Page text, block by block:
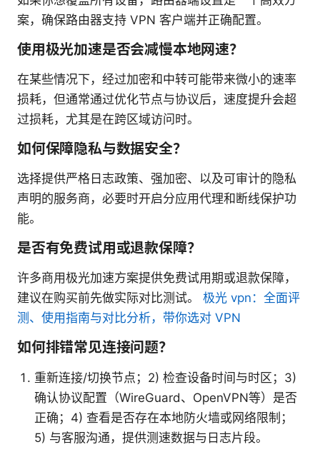
案，确保路由器支持 VPN 客户端并正确配置。
使用极光加速是否会减慢本地网速？
在某些情况下，经过加密和中转可能带来微小的速率
损耗，但通常通过优化节点与协议后，速度提升会超
过损耗，尤其是在跨区域访问时。
如何保障隐私与数据安全？
选择提供严格日志政策、强加密、以及可审计的隐私
声明的服务商，必要时开启分应用代理和断线保护功
能。
是否有免费试用或退款保障？
许多商用极光加速方案提供免费试用期或退款保障，
建议在购买前先做实际对比测试。 极光 vpn：全面评
测、使用指南与对比分析，带你选对 VPN
如何排错常见连接问题？
重新连接/切换节点；2) 检查设备时间与时区；3)
确认协议配置（WireGuard、OpenVPN等）是否
正确；4) 查看是否存在本地防火墙或网络限制；
5) 与客服沟通，提供测速数据与日志片段。